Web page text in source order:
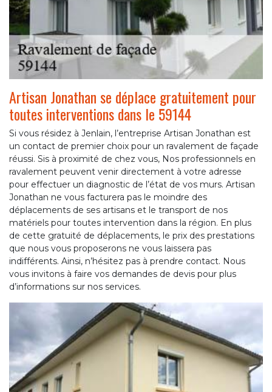
Artisan Jonathan se déplace gratuitement pour
toutes interventions dans le 59144
Si vous résidez à Jenlain, l’entreprise Artisan Jonathan est
un contact de premier choix pour un ravalement de façade
réussi. Sis à proximité de chez vous, Nos professionnels en
ravalement peuvent venir directement à votre adresse
pour effectuer un diagnostic de l’état de vos murs. Artisan
Jonathan ne vous facturera pas le moindre des
déplacements de ses artisans et le transport de nos
matériels pour toutes intervention dans la région. En plus
de cette gratuité de déplacements, le prix des prestations
que nous vous proposerons ne vous laissera pas
indifférents. Ainsi, n’hésitez pas à prendre contact. Nous
vous invitons à faire vos demandes de devis pour plus
d’informations sur nos services.